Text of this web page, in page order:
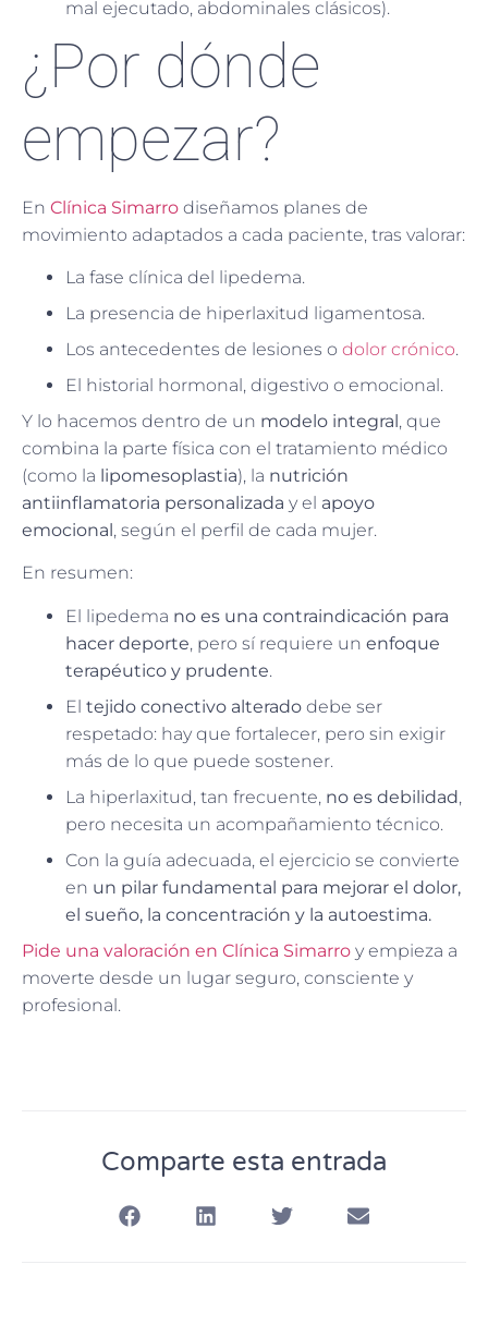
mal ejecutado, abdominales clásicos).
¿Por dónde
empezar?
En Clínica Simarro diseñamos planes de
movimiento adaptados a cada paciente, tras valorar:
La fase clínica del lipedema.
La presencia de hiperlaxitud ligamentosa.
Los antecedentes de lesiones o dolor crónico.
El historial hormonal, digestivo o emocional.
Y lo hacemos dentro de un modelo integral, que
combina la parte física con el tratamiento médico
(como la lipomesoplastia), la nutrición
antiinflamatoria personalizada y el apoyo
emocional, según el perfil de cada mujer.
En resumen:
El lipedema no es una contraindicación para
hacer deporte, pero sí requiere un enfoque
terapéutico y prudente.
El tejido conectivo alterado debe ser
respetado: hay que fortalecer, pero sin exigir
más de lo que puede sostener.
La hiperlaxitud, tan frecuente, no es debilidad,
pero necesita un acompañamiento técnico.
Con la guía adecuada, el ejercicio se convierte
en un pilar fundamental para mejorar el dolor,
el sueño, la concentración y la autoestima.
Pide una valoración en Clínica Simarro y empieza a
moverte desde un lugar seguro, consciente y
profesional.
Comparte esta entrada